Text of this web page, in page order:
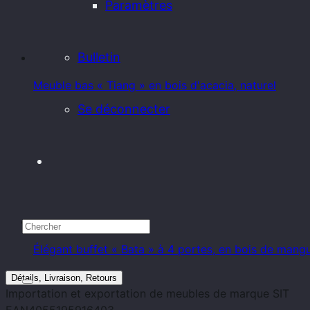
Paramètres
Bulletin
Se déconnecter
Meuble bas « Tiang » en bois d'acacia, naturel
Élégant buffet « Bata » à 4 portes, en bois de
Détails, Livraison, Retours
Importation et exportation de meubles de marque SIT